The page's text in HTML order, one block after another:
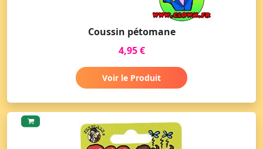
Coussin pétomane
4,95 €
Voir le Produit